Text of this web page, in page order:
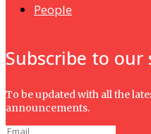
People
Subscribe to our
To be updated with all the
announcements.